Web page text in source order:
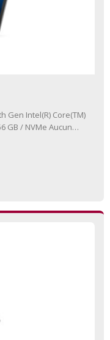
Gen Intel(R) Core(TM)
/ NVMe Aucun